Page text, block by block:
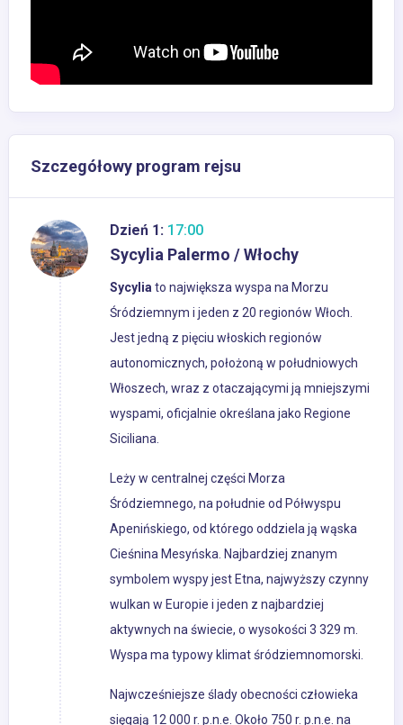
Szczegółowy program rejsu
Dzień 1: 17:00
Sycylia Palermo / Włochy
Sycyliato największa wyspa na Morzu
Śródziemnym i jeden z 20 regionów Włoch.
Jest jedną z pięciu włoskich regionów
autonomicznych, położoną w południowych
Włoszech, wraz z otaczającymi ją mniejszymi
wyspami, oficjalnie określana jako Regione
Siciliana.
Leży w centralnej części Morza
Śródziemnego, na południe od Półwyspu
Apenińskiego, od którego oddziela ją wąska
Cieśnina Mesyńska. Najbardziej znanym
symbolem wyspy jest Etna, najwyższy czynny
wulkan w Europie i jeden z najbardziej
aktywnych na świecie, o wysokości 3 329 m.
Wyspa ma typowy klimat śródziemnomorski.
Najwcześniejsze ślady obecności człowieka
sięgają 12 000 r. p.n.e. Około 750 r. p.n.e. na